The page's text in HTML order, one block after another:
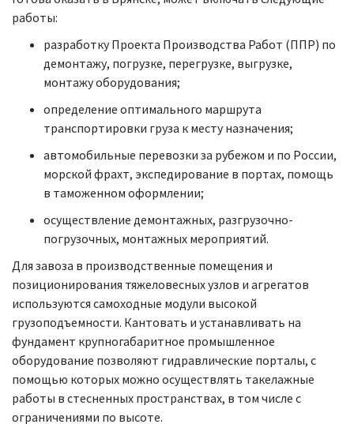
работы:
разработку Проекта Производства Работ (ППР) по
демонтажу, погрузке, перегрузке, выгрузке,
монтажу оборудования;
определение оптимального маршрута
транспортировки груза к месту назначения;
автомобильные перевозки за рубежом и по России,
морской фрахт, экспедирование в портах, помощь
в таможенном оформлении;
осуществление демонтажных, разгрузочно-
погрузочных, монтажных мероприятий.
Для завоза в производственные помещения и
позиционирования тяжеловесных узлов и агрегатов
используются самоходные модули высокой
грузоподъемности. Кантовать и устанавливать на
фундамент крупногабаритное промышленное
оборудование позволяют гидравлические порталы, с
помощью которых можно осуществлять такелажные
работы в стесненных пространствах, в том числе с
ограничениями по высоте.